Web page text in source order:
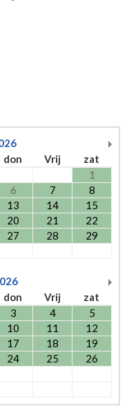
don Vrij
zat
1
6 7
8
13 14
15
20 21
22
27 28
29
don Vrij
zat
3 4
5
10 11
12
17 18
19
24 25
26